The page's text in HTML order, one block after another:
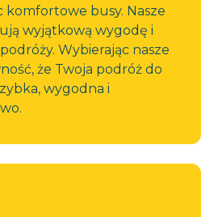
komfortowe busy. Nasze
wyjątkową wygodę i
Wybierając nasze
że Twoja podróż do
wygodna i